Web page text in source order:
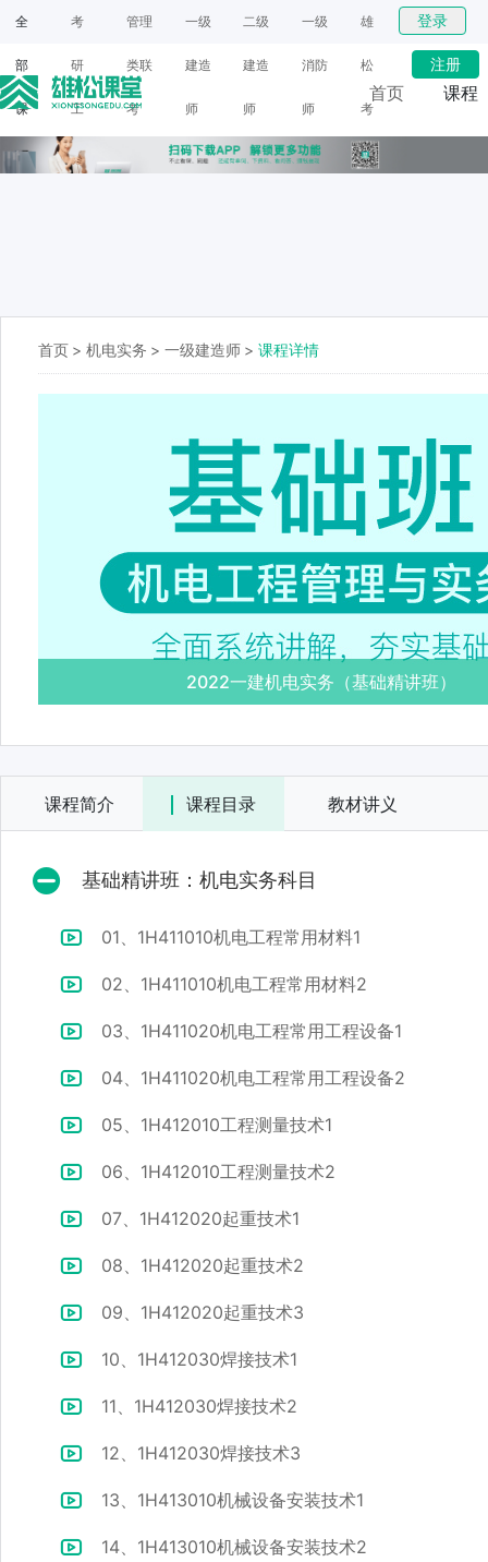
全
部
课
程
考
研
工
具
管理
类联
考
一级
建造
师
二级
建造
师
一级
消防
师
雄
松
考
研
登录
注册
首页 课程
首页 > 机电实务 > 一级建造师 > 课程详情
2022一建机电实务（基础精讲班）
课程简介 课程目录 教材讲义
基础精讲班：机电实务科目
01、1H411010机电工程常用材料1
02、1H411010机电工程常用材料2
03、1H411020机电工程常用工程设备1
04、1H411020机电工程常用工程设备2
05、1H412010工程测量技术1
06、1H412010工程测量技术2
07、1H412020起重技术1
08、1H412020起重技术2
09、1H412020起重技术3
10、1H412030焊接技术1
11、1H412030焊接技术2
12、1H412030焊接技术3
13、1H413010机械设备安装技术1
14、1H413010机械设备安装技术2